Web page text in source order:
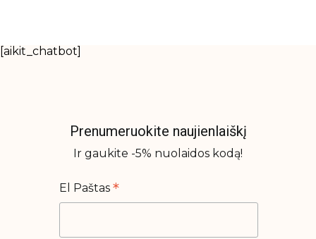
[aikit_chatbot]
Prenumeruokite naujienlaiškį
Ir gaukite -5% nuolaidos kodą!
El Paštas *